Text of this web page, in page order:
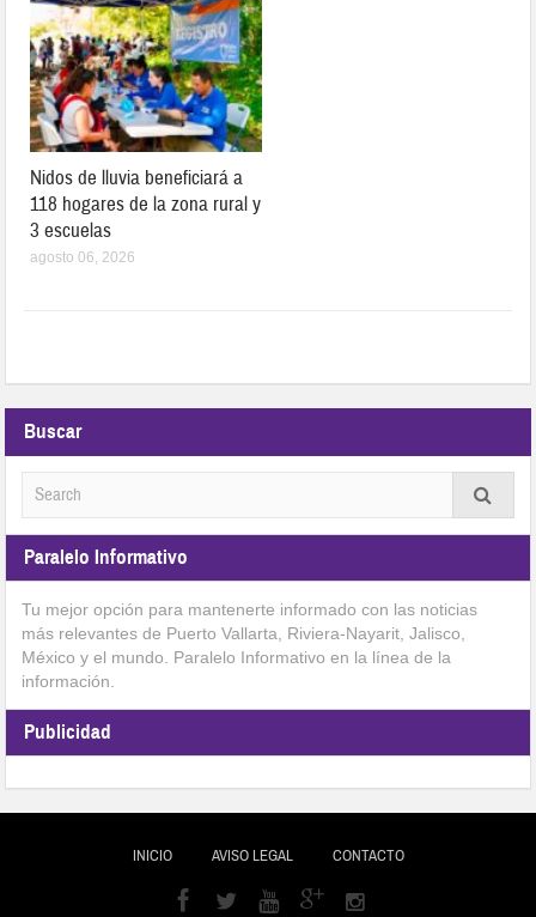
Nidos de lluvia beneficiará a
118 hogares de la zona rural y
3 escuelas
agosto 06, 2026
Buscar
Paralelo Informativo
Tu mejor opción para mantenerte informado con las noticias
más relevantes de Puerto Vallarta, Riviera-Nayarit, Jalisco,
México y el mundo. Paralelo Informativo en la línea de la
información.
Publicidad
INICIO AVISO LEGAL CONTACTO